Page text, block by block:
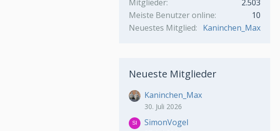
Mitglieder
2.503
Meiste Benutzer online
10
Neuestes Mitglied
Kaninchen_Max
Neueste Mitglieder
Kaninchen_Max
30. Juli 2026
SimonVogel